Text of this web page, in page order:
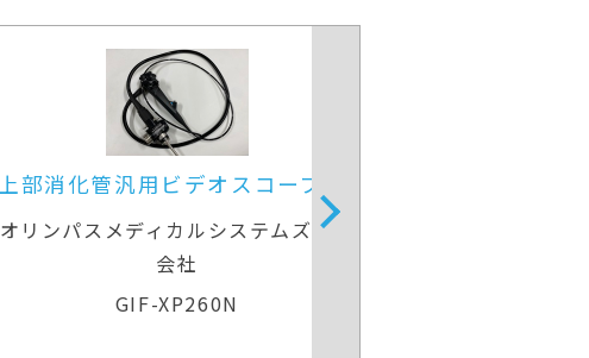
上部消化管汎用ビデオスコープ(径
鼻対応)
オリンパスメディカルシステムズ株式
会社
GIF-XP260N